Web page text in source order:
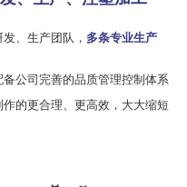
、生产团队， 多条专业生产
公司完善的品质管理控制体系
的更合理、更高效，大大缩短